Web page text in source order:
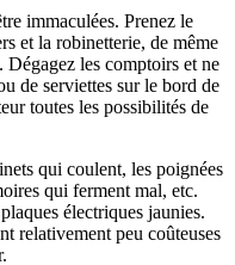
immaculées. Prenez le
et la robinetterie, de même
les comptoirs et ne
de serviettes sur le bord de
toutes les possibilités de
qui coulent, les poignées
qui ferment mal, etc.
électriques jaunies.
relativement peu coûteuses